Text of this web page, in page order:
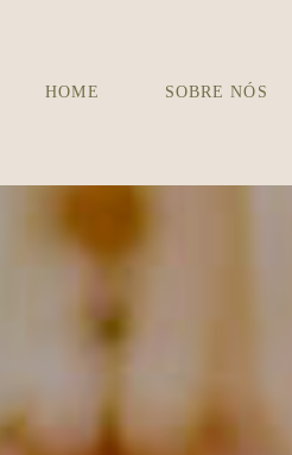
HOME SOBRE NÓS